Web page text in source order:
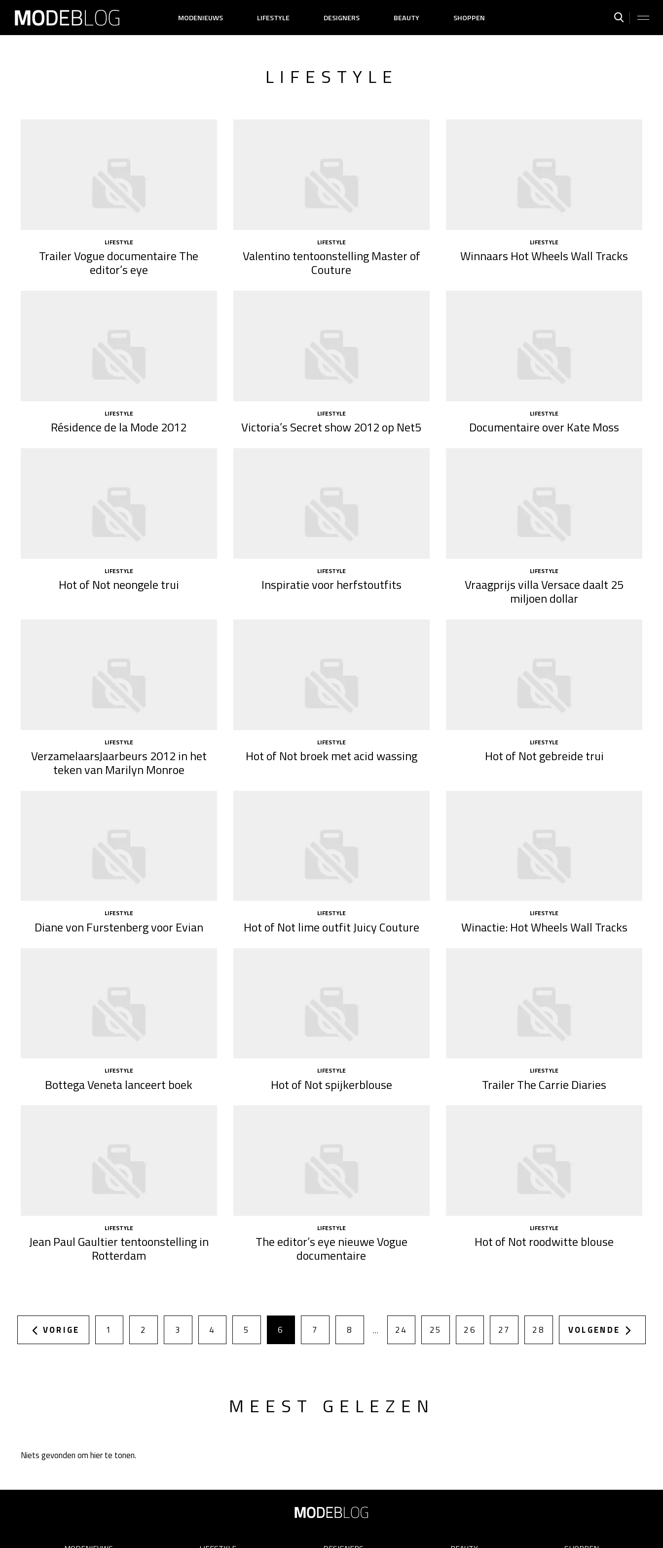
MODENIEUWS LIFESTYLE DESIGNERS BEAUTY SHOPPEN
LIFESTYLE
LIFESTYLE
Trailer Vogue documentaire The
editor’s eye
LIFESTYLE
Valentino tentoonstelling Master of
Couture
LIFESTYLE
Winnaars Hot Wheels Wall Tracks
LIFESTYLE
Résidence de la Mode 2012
LIFESTYLE
Victoria’s Secret show 2012 op Net5
LIFESTYLE
Documentaire over Kate Moss
LIFESTYLE
Hot of Not neongele trui
LIFESTYLE
Inspiratie voor herfstoutfits
LIFESTYLE
Vraagprijs villa Versace daalt 25
miljoen dollar
LIFESTYLE
VerzamelaarsJaarbeurs 2012 in het
teken van Marilyn Monroe
LIFESTYLE
Hot of Not broek met acid wassing
LIFESTYLE
Hot of Not gebreide trui
LIFESTYLE
Diane von Furstenberg voor Evian
LIFESTYLE
Hot of Not lime outfit Juicy Couture
LIFESTYLE
Winactie: Hot Wheels Wall Tracks
LIFESTYLE
Bottega Veneta lanceert boek
LIFESTYLE
Hot of Not spijkerblouse
LIFESTYLE
Trailer The Carrie Diaries
LIFESTYLE
Jean Paul Gaultier tentoonstelling in
Rotterdam
LIFESTYLE
The editor’s eye nieuwe Vogue
documentaire
LIFESTYLE
Hot of Not roodwitte blouse
VORIGE 1 2 3 4 5 6 7 8 … 24 25 26 27 28 VOLGENDE
MEEST GELEZEN
Niets gevonden om hier te tonen.